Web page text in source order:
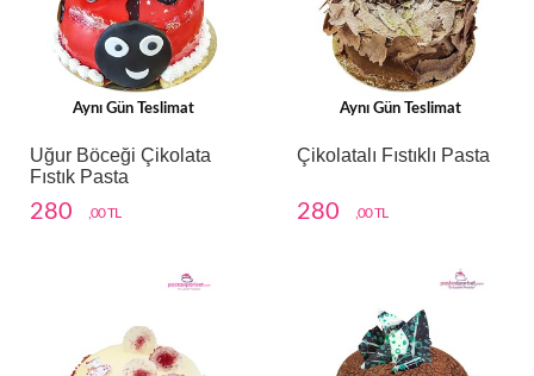
Aynı Gün Teslimat
Uğur Böceği Çikolata
Fıstık Pasta
280 ,00 TL
Aynı Gün Teslimat
Çikolatalı Fıstıklı Pasta
280 ,00 TL